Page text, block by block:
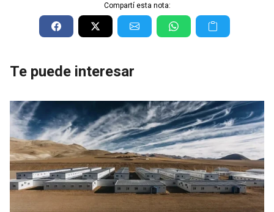
Compartí esta nota:
Te puede interesar